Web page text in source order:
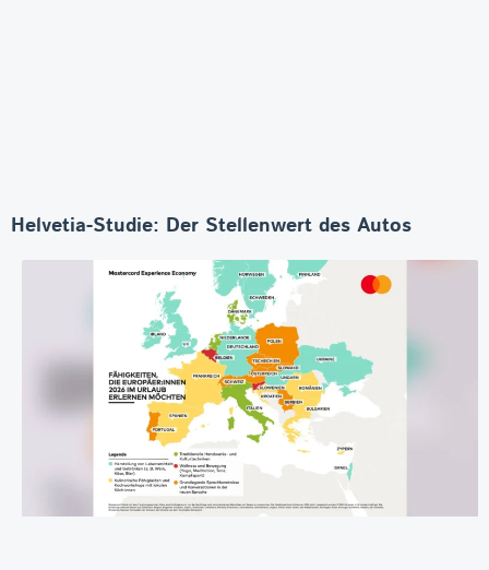
Helvetia-Studie: Der Stellenwert des Autos